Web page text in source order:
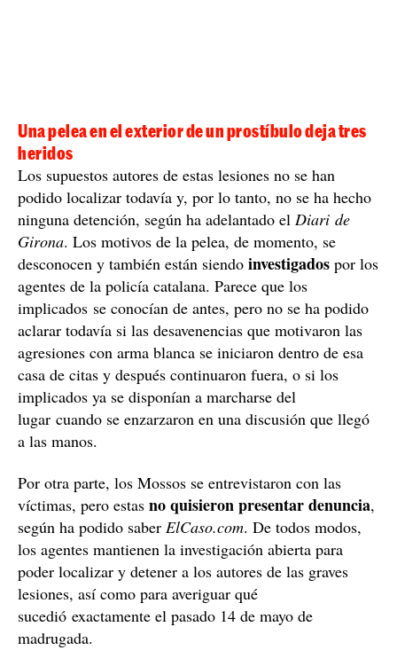
Una pelea en el exterior de un prostíbulo deja tres
heridos
Los supuestos autores de estas lesiones no se han
podido localizar todavía y, por lo tanto, no se ha hecho
ninguna detención, según ha adelantado el Diari de
Girona. Los motivos de la pelea, de momento, se
desconocen y también están siendo investigados por los
agentes de la policía catalana. Parece que los
implicados se conocían de antes, pero no se ha podido
aclarar todavía si las desavenencias que motivaron las
agresiones con arma blanca se iniciaron dentro de esa
casa de citas y después continuaron fuera, o si los
implicados ya se disponían a marcharse del
lugar cuando se enzarzaron en una discusión que llegó
a las manos.
Por otra parte, los Mossos se entrevistaron con las
víctimas, pero estas no quisieron presentar denuncia,
según ha podido saber ElCaso.com. De todos modos,
los agentes mantienen la investigación abierta para
poder localizar y detener a los autores de las graves
lesiones, así como para averiguar qué
sucedió exactamente el pasado 14 de mayo de
madrugada.